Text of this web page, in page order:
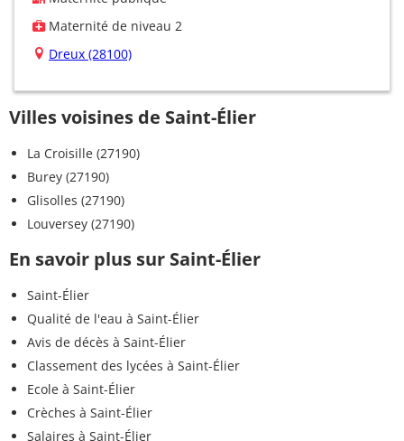
Maternité de niveau 2
Dreux (28100)
Villes voisines de Saint-Élier
La Croisille (27190)
Burey (27190)
Glisolles (27190)
Louversey (27190)
En savoir plus sur Saint-Élier
Saint-Élier
Qualité de l'eau à Saint-Élier
Avis de décès à Saint-Élier
Classement des lycées à Saint-Élier
Ecole à Saint-Élier
Crèches à Saint-Élier
Salaires à Saint-Élier